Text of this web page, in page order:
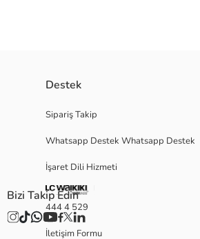
Marka:
Cinsiyet:
Paket İçeriği:
Destek
Sipariş Takip
Whatsapp Destek Whatsapp Destek
İşaret Dili Hizmeti
444 4 529
İletişim Formu
Bizi Takip Edin